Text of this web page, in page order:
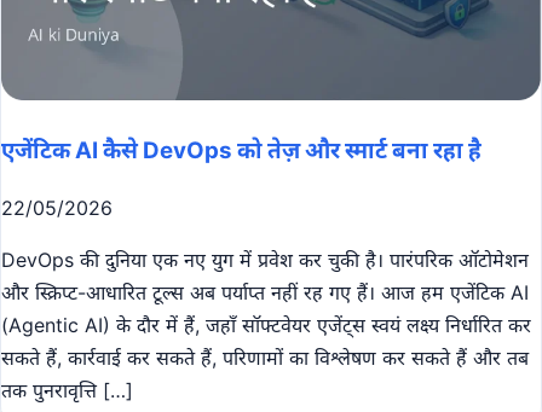
एजेंटिक AI कैसे DevOps को तेज़ और स्मार्ट बना रहा है
22/05/2026
DevOps की दुनिया एक नए युग में प्रवेश कर चुकी है। पारंपरिक ऑटोमेशन
और स्क्रिप्ट-आधारित टूल्स अब पर्याप्त नहीं रह गए हैं। आज हम एजेंटिक AI
(Agentic AI) के दौर में हैं, जहाँ सॉफ्टवेयर एजेंट्स स्वयं लक्ष्य निर्धारित कर
सकते हैं, कार्रवाई कर सकते हैं, परिणामों का विश्लेषण कर सकते हैं और तब
तक पुनरावृत्ति […]